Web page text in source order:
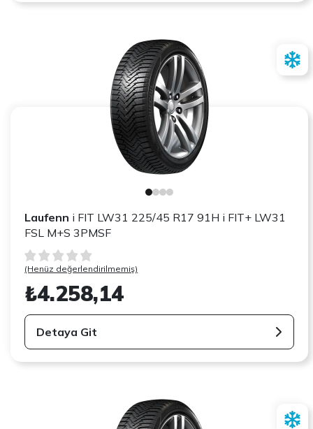
Laufenn i FIT LW31 225/45 R17 91H i FIT+ LW31
FSL M+S 3PMSF
(Henüz değerlendirilmemiş)
₺4.258,14
Detaya Git